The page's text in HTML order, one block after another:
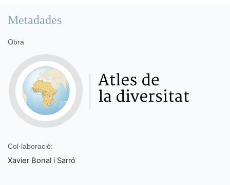
Metadades
Obra
Col·laboració:
Xavier Bonal i Sarró